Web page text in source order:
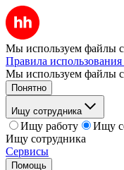
Мы используем файлы
Правила
Мы используем файлы
Понятно
Ищу сотрудника
Ищу работу
Ищу
Ищу сотрудника
Сервисы
Помощь